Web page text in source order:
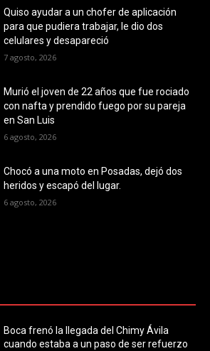
Quiso ayudar a un chofer de aplicación
para que pudiera trabajar, le dio dos
celulares y desapareció
7 agosto, 2026
Murió el joven de 22 años que fue rociado
con nafta y prendido fuego por su pareja
en San Luis
6 agosto, 2026
Chocó a una moto en Posadas, dejó dos
heridos y escapó del lugar.
6 agosto, 2026
Boca frenó la llegada del Chimy Ávila
cuando estaba a un paso de ser refuerzo